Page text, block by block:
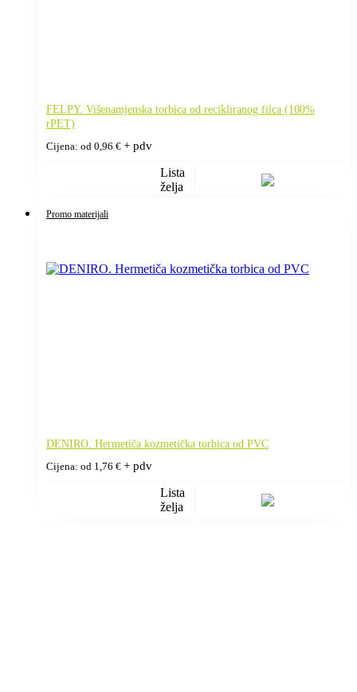
FELPY. Višenamjenska torbica od recikliranog filca (100%
rPET)
Cijena: od 0,96 € + pdv
Lista
želja
Promo materijali
DENIRO. Hermetiča kozmetička torbica od PVC
Cijena: od 1,76 € + pdv
Lista
želja